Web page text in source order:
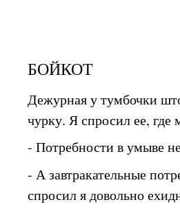
БОЙКОТ
Дежурная у тумбочки
чурку. Я спросил ее,
- Потребности в умыве
- А завтракательные
спросил я довольно